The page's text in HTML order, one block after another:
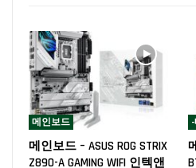
메인보드
메인보드 – ASUS ROG STRIX
Z890-A GAMING WIFI 인텍앤